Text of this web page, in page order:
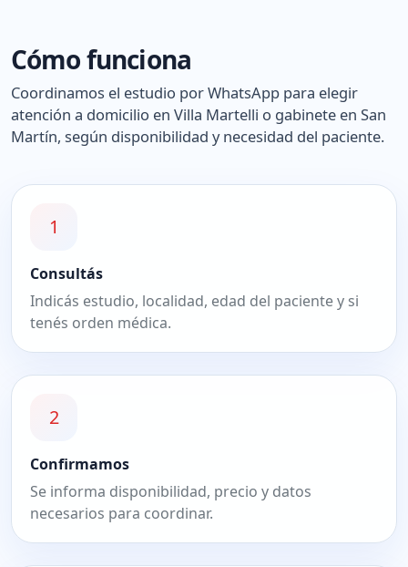
Cómo funciona
Coordinamos el estudio por WhatsApp para elegir
atención a domicilio en Villa Martelli o gabinete en San
Martín, según disponibilidad y necesidad del paciente.
1
Consultás
Indicás estudio, localidad, edad del paciente y si
tenés orden médica.
2
Confirmamos
Se informa disponibilidad, precio y datos
necesarios para coordinar.